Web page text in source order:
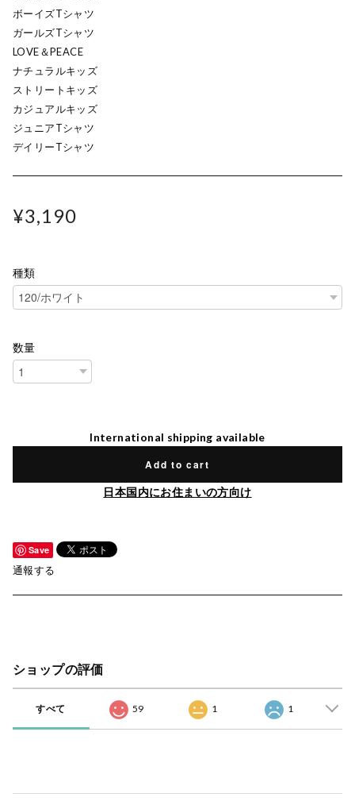
ボーイズTシャツ
ガールズTシャツ
LOVE＆PEACE
ナチュラルキッズ
ストリートキッズ
カジュアルキッズ
ジュニアTシャツ
デイリーTシャツ
¥3,190
種類
数量
International shipping available
Add to cart
日本国内にお住まいの方向け
Save
通報する
ショップの評価
すべて 59 1 1